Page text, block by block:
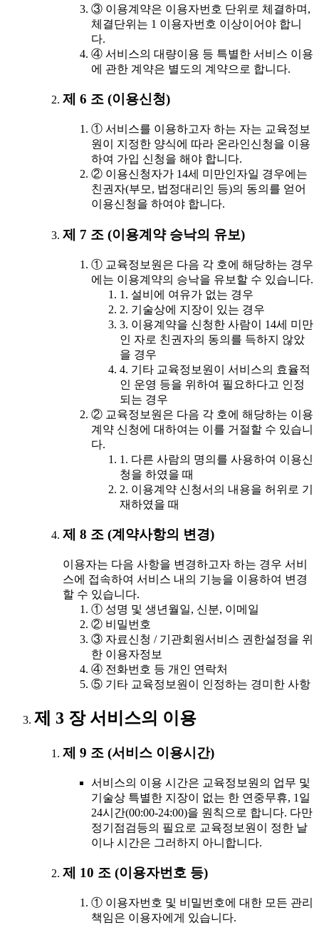
③ 이용계약은 이용자번호 단위로 체결하며,
체결단위는 1 이용자번호 이상이어야 합니
다.
④ 서비스의 대량이용 등 특별한 서비스 이용
에 관한 계약은 별도의 계약으로 합니다.
제 6 조 (이용신청)
① 서비스를 이용하고자 하는 자는 교육정보
원이 지정한 양식에 따라 온라인신청을 이용
하여 가입 신청을 해야 합니다.
② 이용신청자가 14세 미만인자일 경우에는
친권자(부모, 법정대리인 등)의 동의를 얻어
이용신청을 하여야 합니다.
제 7 조 (이용계약 승낙의 유보)
① 교육정보원은 다음 각 호에 해당하는 경우
에는 이용계약의 승낙을 유보할 수 있습니다.
1. 설비에 여유가 없는 경우
2. 기술상에 지장이 있는 경우
3. 이용계약을 신청한 사람이 14세 미만
인 자로 친권자의 동의를 득하지 않았
을 경우
4. 기타 교육정보원이 서비스의 효율적
인 운영 등을 위하여 필요하다고 인정
되는 경우
② 교육정보원은 다음 각 호에 해당하는 이용
계약 신청에 대하여는 이를 거절할 수 있습니
다.
1. 다른 사람의 명의를 사용하여 이용신
청을 하였을 때
2. 이용계약 신청서의 내용을 허위로 기
재하였을 때
제 8 조 (계약사항의 변경)
이용자는 다음 사항을 변경하고자 하는 경우 서비
스에 접속하여 서비스 내의 기능을 이용하여 변경
할 수 있습니다.
① 성명 및 생년월일, 신분, 이메일
② 비밀번호
③ 자료신청 / 기관회원서비스 권한설정을 위
한 이용자정보
④ 전화번호 등 개인 연락처
⑤ 기타 교육정보원이 인정하는 경미한 사항
제 3 장 서비스의 이용
제 9 조 (서비스 이용시간)
서비스의 이용 시간은 교육정보원의 업무 및
기술상 특별한 지장이 없는 한 연중무휴, 1일
24시간(00:00-24:00)을 원칙으로 합니다. 다만
정기점검등의 필요로 교육정보원이 정한 날
이나 시간은 그러하지 아니합니다.
제 10 조 (이용자번호 등)
① 이용자번호 및 비밀번호에 대한 모든 관리
책임은 이용자에게 있습니다.